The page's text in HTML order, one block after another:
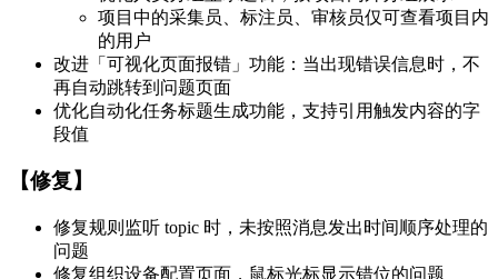
项目中的采集员、标注员、审核员仅可查看项目内
的用户
改进「可视化页面报错」功能：当出现错误信息时，不
再自动跳转到问题页面
优化自动化任务标题生成功能，支持引用触发内容的字
段值
【修复】
修复规则监听 topic 时，未按照消息发出时间顺序处理的
问题
修复组织设备配置页面，鼠标光标显示错位的问题